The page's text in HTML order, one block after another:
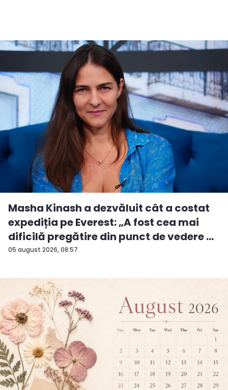
05 august 2026, 08:57
Masha Kinash a dezvăluit cât a costat
expediția pe Everest: „A fost cea mai
dificilă pregătire din punct de vedere ...